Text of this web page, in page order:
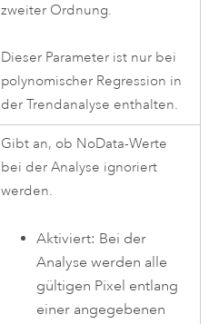
zweiter Ordnung.
Dieser Parameter ist nur bei
polynomischer Regression in
der Trendanalyse enthalten.
Gibt an, ob NoData-Werte
bei der Analyse ignoriert
werden.
Aktiviert: Bei der
Analyse werden alle
gültigen Pixel entlang
einer angegebenen